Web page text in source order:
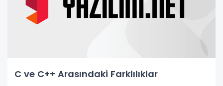
C ve C++ Arasındaki Farklılıklar